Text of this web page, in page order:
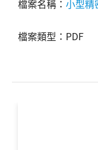
小型精
PDF